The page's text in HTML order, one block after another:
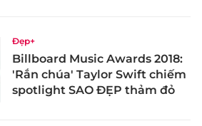
Đẹp+
Billboard Music Awards 2018:
'Rắn chúa' Taylor Swift chiếm
spotlight SAO ĐẸP thảm đỏ